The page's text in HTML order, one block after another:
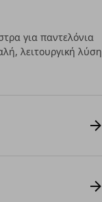
για παντελόνια
λειτουργική λύση